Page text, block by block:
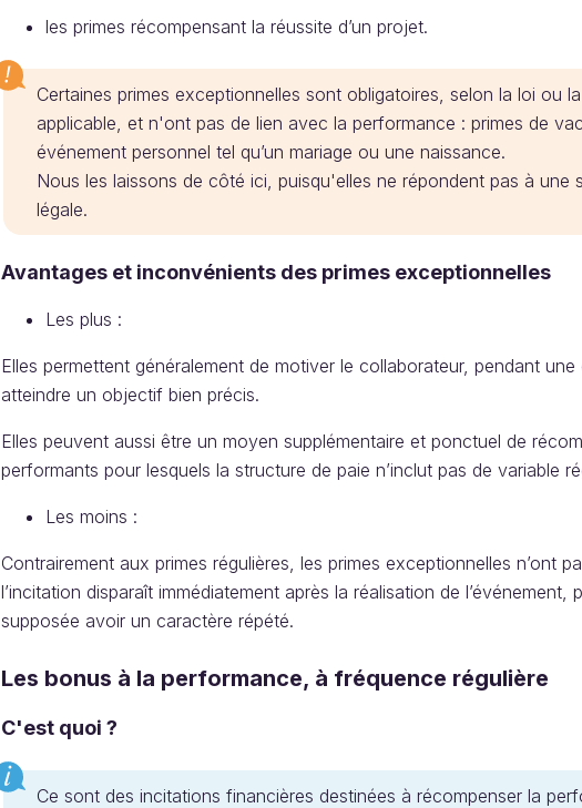
les primes récompensant la réussite d’un projet.
Certaines primes exceptionnelles sont obligatoires, selon la loi ou
applicable, et n'ont pas de lien avec la performance : primes de
événement personnel tel qu’un mariage ou une naissance.
Nous les laissons de côté ici, puisqu'elles ne répondent pas à une
légale.
Avantages et inconvénients des primes exceptionnelles
Les plus :
Elles permettent généralement de motiver le collaborateur, pendant
atteindre un objectif bien précis.
Elles peuvent aussi être un moyen supplémentaire et ponctuel de
performants pour lesquels la structure de paie n’inclut pas de variable
Les moins :
Contrairement aux primes régulières, les primes exceptionnelles n’ont
l’incitation disparaît immédiatement après la réalisation de l’événement,
supposée avoir un caractère répété.
Les bonus à la performance, à fréquence régulière
C'est quoi ?
Ce sont des incitations financières destinées à récompenser la